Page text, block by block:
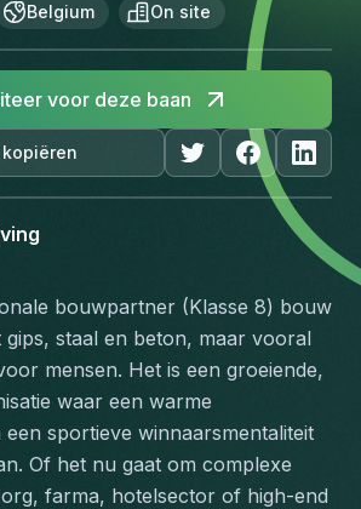
Belgium On site
voor deze baan
bouwpartner (Klasse 8) bouw
gips, staal en beton, maar vooral
mensen. Het is een groeiende,
waar een warme
sportieve winnaarsmentaliteit
Of het nu gaat om complexe
farma, hotelsector of high-end